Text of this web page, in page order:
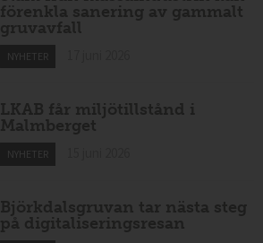
förenkla sanering av gammalt
gruvavfall
NYHETER
LKAB får miljötillstånd i
Malmberget
NYHETER
Björkdalsgruvan tar nästa steg
på digitaliseringsresan